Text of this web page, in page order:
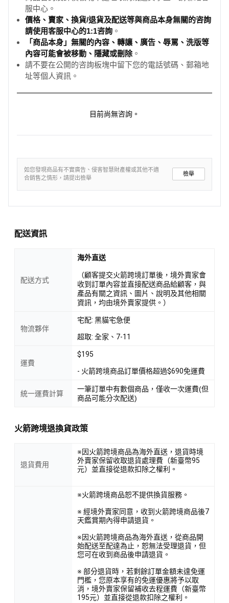
服中心。
價格、賣家、換貨/退貨及配送等與商品本身無關的咨詢
請使用客服中心的1:1咨詢 。
「商品本身」無關的內容、轉讓、廣告、辱罵、洗版等
內容可能會被移動、隱藏或刪除。
請不要在公開的咨詢板塊中留下您的電話號碼、郵箱地
址等個人資訊。
目前尚無咨詢。
如您發現商品有不實廣告、侵害智慧財產權或其他不適
合銷售之情形，請提出檢舉
檢舉
配送資訊
配送方式
海外直送
（顧客提交火箭跨境訂單後，境外賣家會
收到訂單內容並直接配送商品給顧客，與
產品有關之資訊、圖片、說明及其他相關
資訊，均由境外賣家提供。）
物流夥伴
宅配: 黑貓宅急便
超取: 全家、7-11
運費
$195
- 火箭跨境商品訂單價格超過$690免運費
統一運費計算
一筆訂單中有數個商品，僅收一次運費(但
商品可能分次配送)
火箭跨境退換貨政策
退貨費用
※因火箭跨境商品為海外直送，退貨時境
外賣家保留收取退貨處理費（新臺幣95
元）並直接從退款扣除之權利。
※火箭跨境商品恕不提供換貨服務。
※ 經境外賣家同意，收到火箭跨境商品後7
天鑑賞期內得申請退貨。
※因火箭跨境商品為海外直送，從商品開
始配送至配達為止，恕無法受理退貨，但
您可在收到商品後申請退貨。
※ 部分退貨時，若剩餘訂單金額未達免運
門檻，您原本享有的免運優惠將予以取
消，境外賣家保留補收去程運費（新臺幣
195元）並直接從退款扣除之權利。